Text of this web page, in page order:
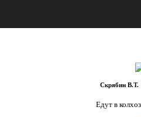
Скрябин В.Т.
Едут в